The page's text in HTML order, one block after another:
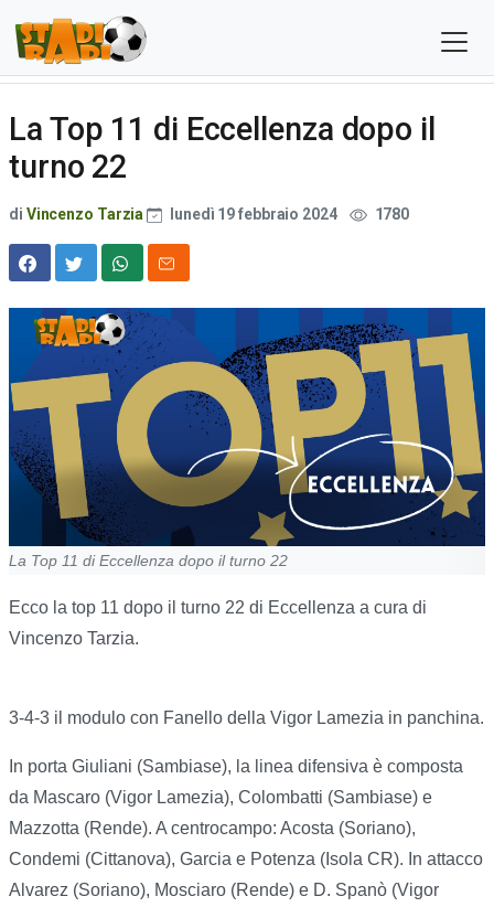
La Top 11 di Eccellenza dopo il
turno 22
di Vincenzo Tarzia lunedì 19 febbraio 2024 1780
La Top 11 di Eccellenza dopo il turno 22
Ecco la top 11 dopo il turno 22 di Eccellenza a cura di
Vincenzo Tarzia.
3-4-3 il modulo con Fanello della Vigor Lamezia in panchina.
In porta Giuliani (Sambiase), la linea difensiva è composta
da Mascaro (Vigor Lamezia), Colombatti (Sambiase) e
Mazzotta (Rende). A centrocampo: Acosta (Soriano),
Condemi (Cittanova), Garcia e Potenza (Isola CR). In attacco
Alvarez (Soriano), Mosciaro (Rende) e D. Spanò (Vigor